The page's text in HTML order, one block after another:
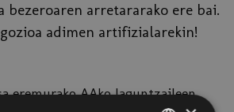
bezeroaren arretararako ere bai.
adimen artifizialarekin!
eremurako AAko laguntzaileen